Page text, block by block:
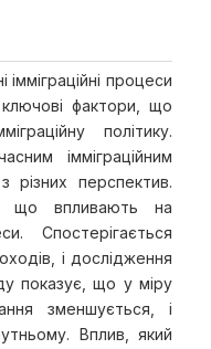
процеси
ключові фактори, що
політику.
імміграційним
різних перспектив.
що впливають на
Спостерігається
і дослідження
показує, що у міру
зменшується, і
Вплив, який